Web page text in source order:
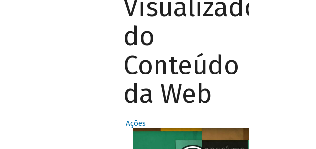
Visualizador
do
Conteúdo
da Web
Ações